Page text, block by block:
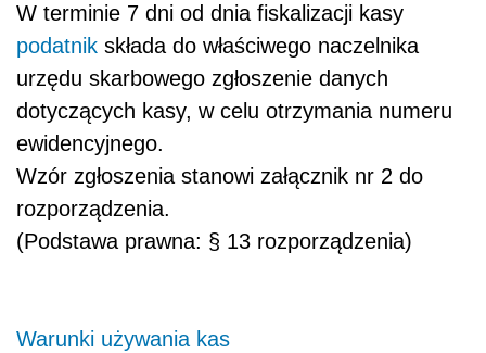
W terminie 7 dni od dnia fiskalizacji kasy
podatnik składa do właściwego naczelnika
urzędu skarbowego zgłoszenie danych
dotyczących kasy, w celu otrzymania numeru
ewidencyjnego.
Wzór zgłoszenia stanowi załącznik nr 2 do
rozporządzenia.
(Podstawa prawna: § 13 rozporządzenia)
Warunki używania kas